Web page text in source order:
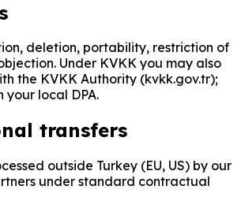
deletion, portability, restriction of
Under KVKK you may also
the KVKK Authority (kvkk.gov.tr);
your local DPA.
transfers
outside Turkey (EU, US) by our
under standard contractual